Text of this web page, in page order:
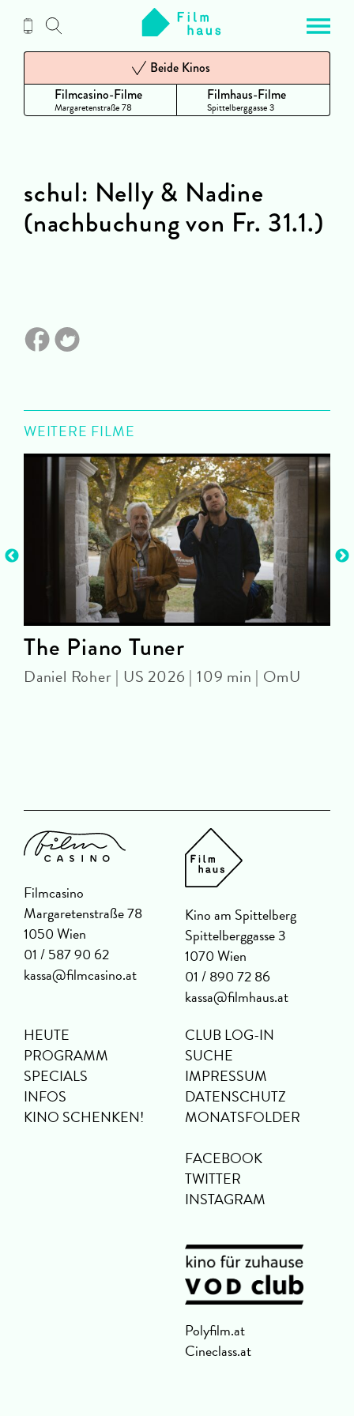
Inhalt
Filmcasino-Filme
Margaretenstraße 78
Beide Kinos
Filmhaus-Filme
Spittelberggasse 3
schul: Nelly & Nadine
(nachbuchung von Fr. 31.1.)
WEITERE FILME
The Piano Tuner
Daniel Roher | US 2026 | 109 min | OmU
Filmcasino
Margaretenstraße 78
1050 Wien
01 / 587 90 62
kassa@filmcasino.at
Kino am Spittelberg
Spittelberggasse 3
1070 Wien
01 / 890 72 86
kassa@filmhaus.at
HEUTE
PROGRAMM
SPECIALS
INFOS
KINO SCHENKEN!
CLUB LOG-IN
SUCHE
IMPRESSUM
DATENSCHUTZ
MONATSFOLDER
FACEBOOK
TWITTER
INSTAGRAM
Polyfilm.at
Cineclass.at